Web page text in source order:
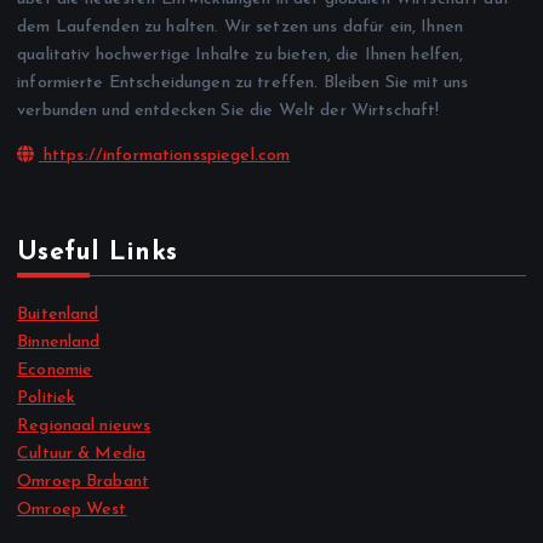
dem Laufenden zu halten. Wir setzen uns dafür ein, Ihnen
qualitativ hochwertige Inhalte zu bieten, die Ihnen helfen,
informierte Entscheidungen zu treffen. Bleiben Sie mit uns
verbunden und entdecken Sie die Welt der Wirtschaft!
https://informationsspiegel.com
Useful Links
Buitenland
Binnenland
Economie
Politiek
Regionaal nieuws
Cultuur & Media
Omroep Brabant
Omroep West